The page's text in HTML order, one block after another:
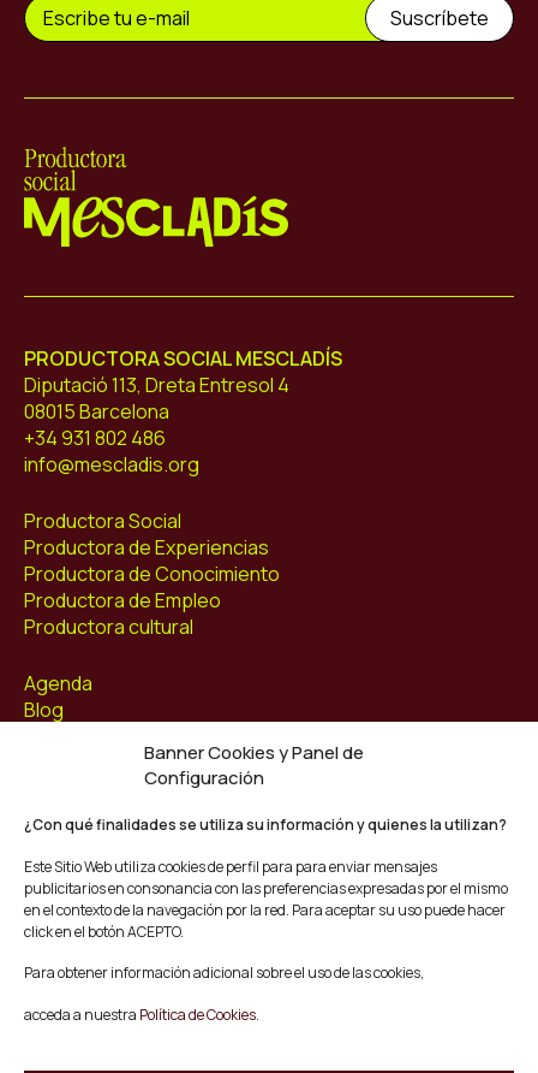
Banner Cookies y Panel de
Configuración
¿Con qué finalidades se utiliza su información y quienes la utilizan?
Este Sitio Web utiliza cookies de perfil para para enviar mensajes
publicitarios en consonancia con las preferencias expresadas por el mismo
en el contexto de la navegación por la red. Para aceptar su uso puede hacer
click en el botón ACEPTO.
Para obtener información adicional sobre el uso de las cookies,
acceda a nuestra Política de Cookies.
PRODUCTORA SOCIAL MESCLADÍS
Diputació 113, Dreta Entresol 4
08015 Barcelona
+34 931 802 486
info@mescladis.org
Productora Social
Productora de Experiencias
Productora de Conocimiento
Productora de Empleo
Productora cultural
Agenda
Blog
Facebook
Youtube
Twitter/X
© Mescladís 2026
Aviso legal